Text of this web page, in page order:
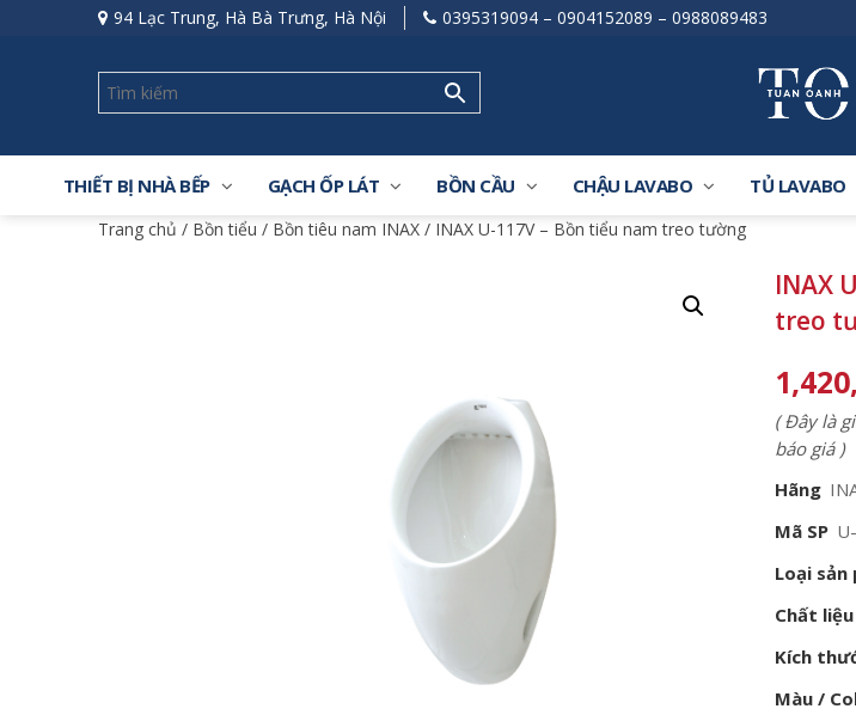
94 Lạc Trung, Hà Bà Trưng, Hà Nội 0395319094 – 0904152089 – 0988089483
THIẾT BỊ NHÀ BẾP GẠCH ỐP LÁT BỒN CẦU CHẬU LAVABO TỦ LAVABO
Trang chủ / Bồn tiểu / Bồn tiêu nam INAX / INAX U-117V – Bồn tiểu nam treo tường
INAX
treo
( Đây là
báo giá )
Hãng
Mã SP
Loại sản
Chất liệu
Kích
Màu /